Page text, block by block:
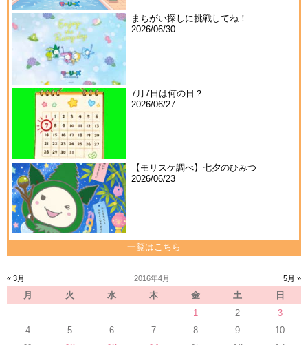
まちがい探しに挑戦してね！
2026/06/30
7月7日は何の日？
2026/06/27
【モリスケ調べ】七夕のひみつ
2026/06/23
一覧はこちら
« 3月 2016年4月 5月 »
月 火 水 木 金 土
日
1
2
3
4
5 6 7 8 9
10